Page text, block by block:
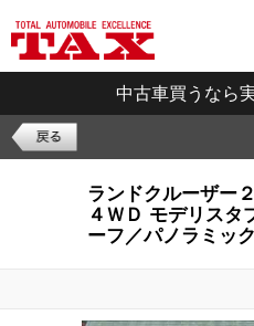
中古車買うなら
ランドクルーザー
４ＷＤ モデリスタ
ーフ／パノラミッ